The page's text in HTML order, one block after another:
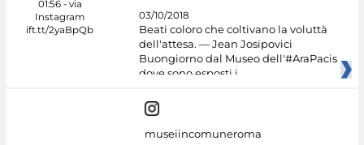
03/10/2018
Beati coloro che coltivano la voluttà
dell'attesa. — Jean Josipovici
Buongiorno dal Museo dell'#AraPacis
dove sono esposti i
museiincomuneroma